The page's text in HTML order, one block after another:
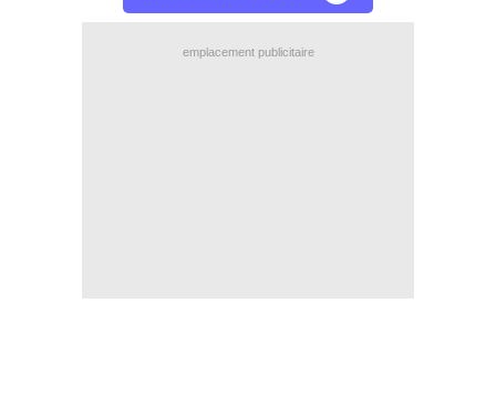
emplacement publicitaire